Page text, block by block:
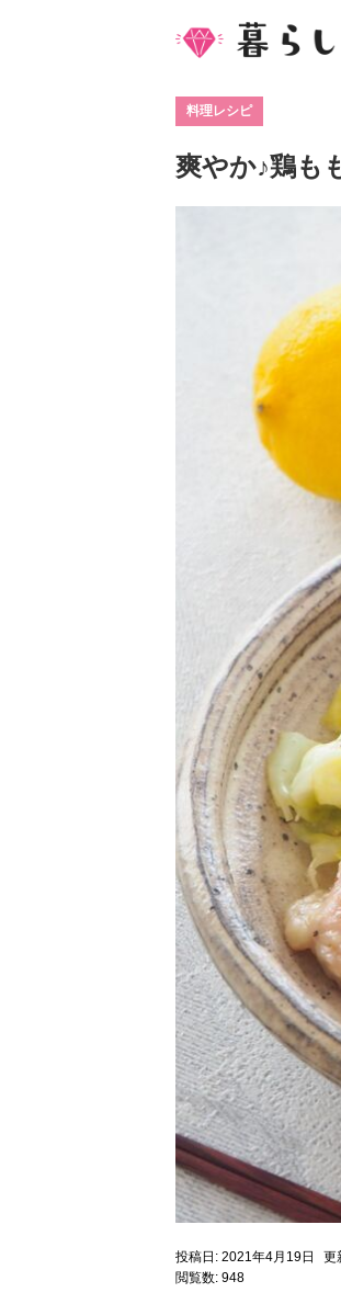
料理レシピ
爽やか♪鶏も
投稿日: 2021年4月19日
更
閲覧数: 948